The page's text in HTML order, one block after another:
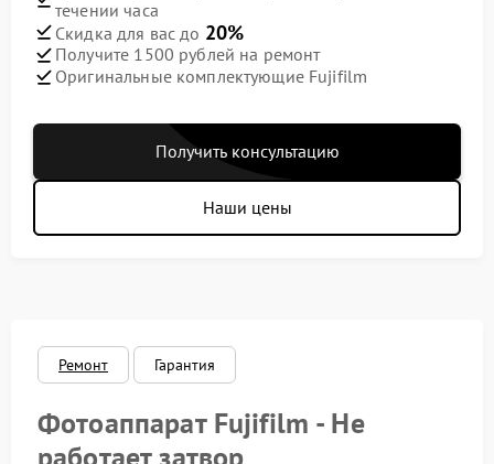
течении часа
Скидка для вас до 20%
Получите 1500 рублей на ремонт
Оригинальные комплектующие Fujifilm
Получить консультацию
Наши цены
Ремонт Гарантия
Фотоаппарат Fujifilm - Не
работает затвор